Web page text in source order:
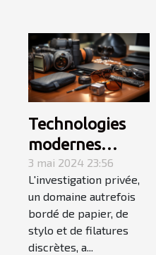
Technologies
modernes
utilisées dans
l'investigation
privée
3 mai 2024 23:56
L'investigation privée,
un domaine autrefois
bordé de papier, de
stylo et de filatures
discrètes, a...